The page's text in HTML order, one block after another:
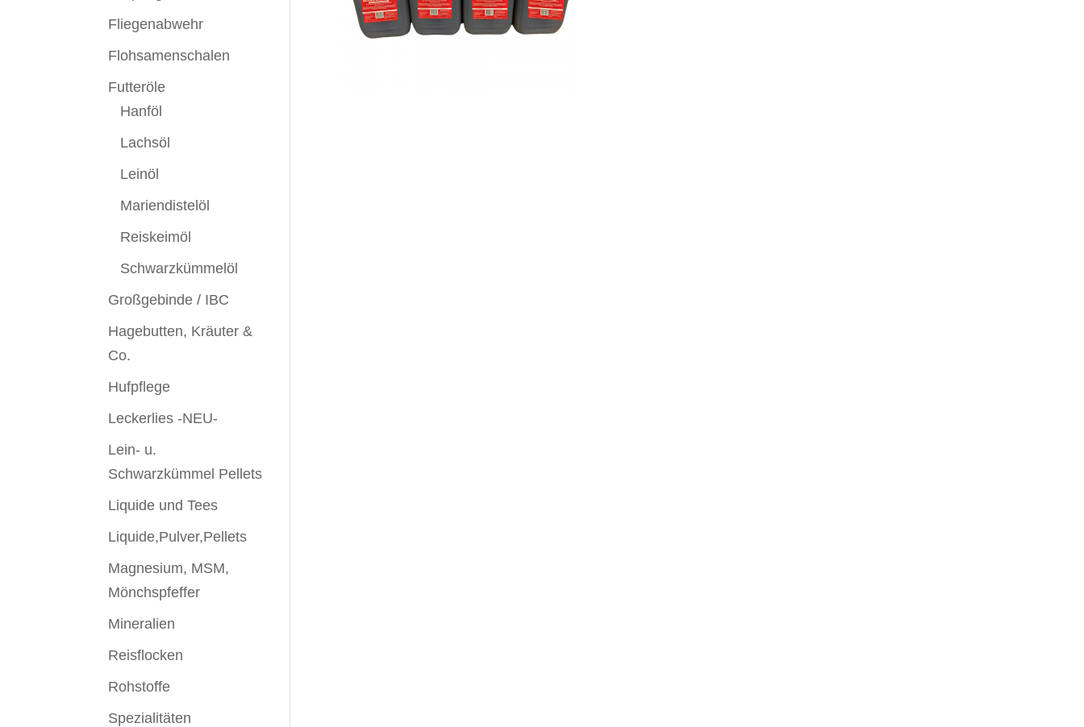
Fliegenabwehr
Flohsamenschalen
Futteröle
Hanföl
Lachsöl
Leinöl
Mariendistelöl
Reiskeimöl
Schwarzkümmelöl
Großgebinde / IBC
Hagebutten, Kräuter &
Co.
Hufpflege
Leckerlies -NEU-
Lein- u.
Schwarzkümmel Pellets
Liquide und Tees
Liquide,Pulver,Pellets
Magnesium, MSM,
Mönchspfeffer
Mineralien
Reisflocken
Rohstoffe
Spezialitäten